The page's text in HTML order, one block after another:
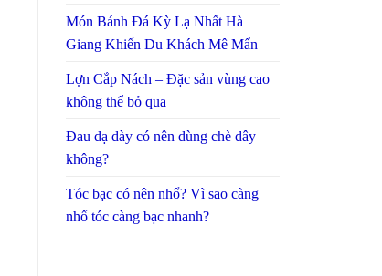
Món Bánh Đá Kỳ Lạ Nhất Hà
Giang Khiến Du Khách Mê Mẩn
Lợn Cắp Nách – Đặc sản vùng cao
không thể bỏ qua
Đau dạ dày có nên dùng chè dây
không?
Tóc bạc có nên nhổ? Vì sao càng
nhổ tóc càng bạc nhanh?